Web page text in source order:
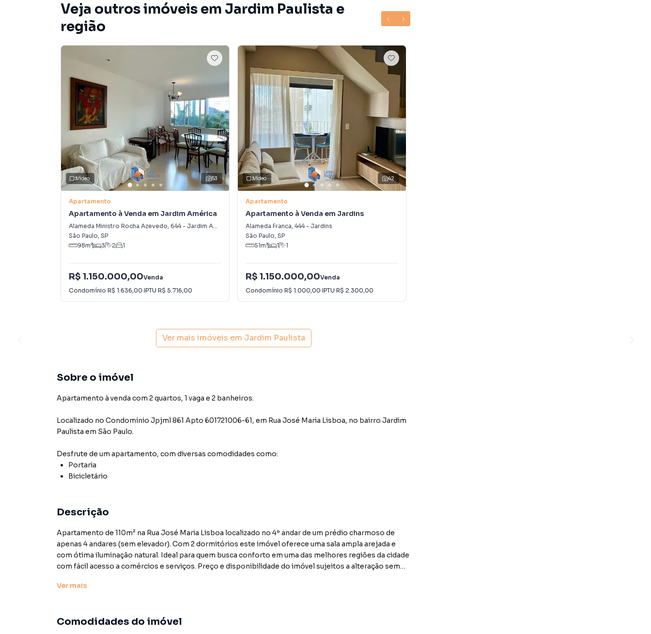
Veja outros imóveis em Jardim Paulista e
região
53
Vídeo
Apartamento
Apartamento à Venda em Jardim América
Alameda Ministro Rocha Azevedo, 644- Jardim América
São Paulo, SP
98m² 3 2 1
R$ 1.150.000,00Venda
Condomínio R$ 1.636,00·IPTU R$ 5.716,00
42
Vídeo
Apartamento
Apartamento à Venda em Jardins
Alameda Franca, 444- Jardins
São Paulo, SP
51m² 1 1
R$ 1.150.000,00Venda
Condomínio R$ 1.000,00·IPTU R$ 2.300,00
Ver mais imóveis em Jardim Paulista
Sobre o imóvel
Apartamento à venda com 2 quartos, 1 vaga e 2 banheiros.
Localizado no Condomínio Jpjml 861 Apto 601721006-61, em Rua José Maria Lisboa, no bairro Jardim
Paulista em São Paulo.
Desfrute de um apartamento, com diversas comodidades como:
Portaria
Bicicletário
Descrição
Apartamento de 110m² na Rua José Maria Lisboa localizado no 4º andar de um prédio charmoso de
apenas 4 andares (sem elevador). Com 2 dormitórios este imóvel oferece uma sala ampla arejada e
com ótima iluminação natural. Ideal para quem busca conforto em uma das melhores regiões da cidade
com fácil acesso a comércios e serviços. Preço e disponibilidade do imóvel sujeitos a alteração sem
• Portaria
Ver mais
Comodidades do imóvel